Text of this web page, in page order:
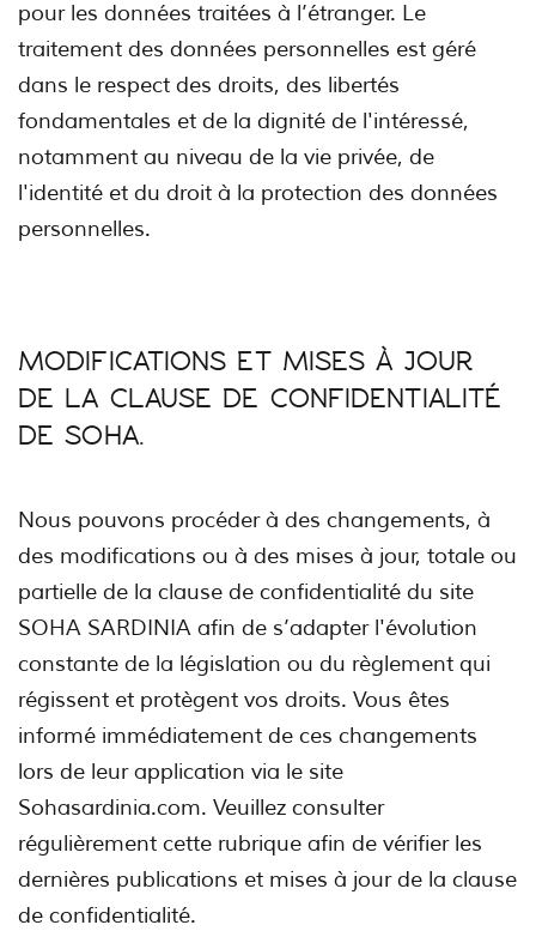
pour les données traitées à l’étranger. Le
traitement des données personnelles est géré
dans le respect des droits, des libertés
fondamentales et de la dignité de l'intéressé,
notamment au niveau de la vie privée, de
l'identité et du droit à la protection des données
personnelles.
MODIFICATIONS ET MISES À JOUR
DE LA CLAUSE DE CONFIDENTIALITÉ
DE SOHA.
Nous pouvons procéder à des changements, à
des modifications ou à des mises à jour, totale ou
partielle de la clause de confidentialité du site
SOHA SARDINIA afin de s’adapter l'évolution
constante de la législation ou du règlement qui
régissent et protègent vos droits. Vous êtes
informé immédiatement de ces changements
lors de leur application via le site
Sohasardinia.com. Veuillez consulter
régulièrement cette rubrique afin de vérifier les
dernières publications et mises à jour de la clause
de confidentialité.